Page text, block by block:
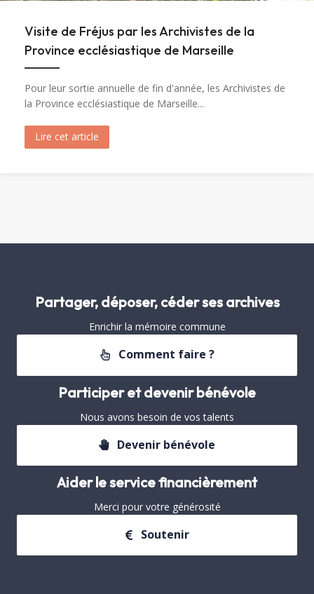
Visite de Fréjus par les Archivistes de la
Province ecclésiastique de Marseille
Pour leur sortie annuelle de fin d'année, les Archivistes de
la Province ecclésiastique de Marseille...
Lire cet article
Partager, déposer, céder ses archives
Enrichir la mémoire commune
Comment faire ?
Participer et devenir bénévole
Nous avons besoin de vos talents
Devenir bénévole
Aider le service financièrement
Merci pour votre générosité
Soutenir